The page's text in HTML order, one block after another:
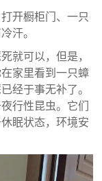
开橱柜门、一只
汗。
就可以，但是，
家里看到一只蟑
经于事无补了。
行性昆虫。它们
眠状态，环境安